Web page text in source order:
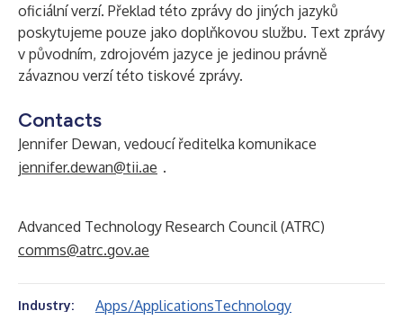
oficiální verzí. Překlad této zprávy do jiných jazyků
poskytujeme pouze jako doplňkovou službu. Text zprávy
v původním, zdrojovém jazyce je jedinou právně
závaznou verzí této tiskové zprávy.
Contacts
Jennifer Dewan, vedoucí ředitelka komunikace
jennifer.dewan@tii.ae .
Advanced Technology Research Council (ATRC)
comms@atrc.gov.ae
Industry: Apps/ApplicationsTechnology